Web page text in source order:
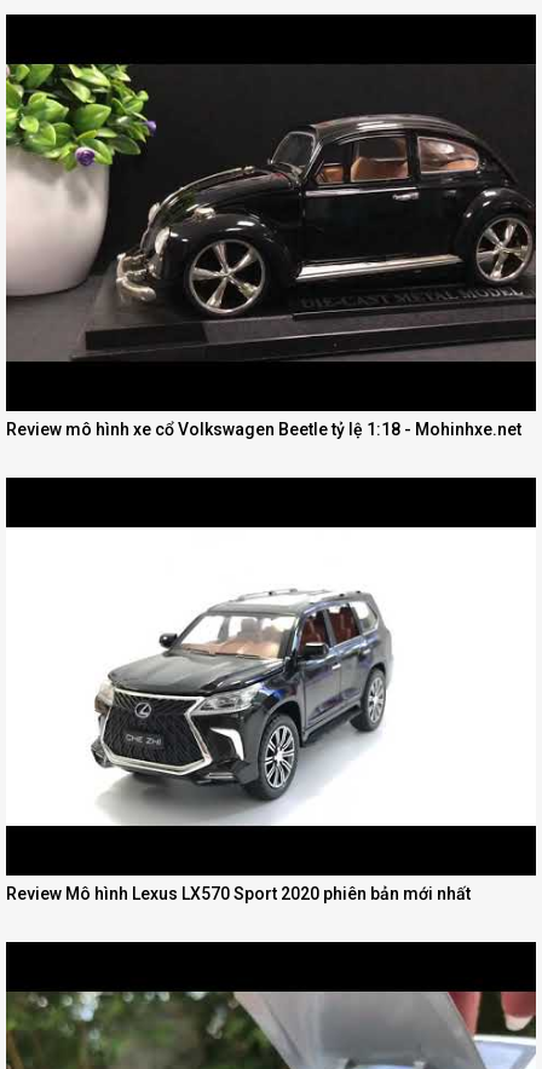
Review mô hình xe cổ Volkswagen Beetle tỷ lệ 1:18 - Mohinhxe.net
Review Mô hình Lexus LX570 Sport 2020 phiên bản mới nhất